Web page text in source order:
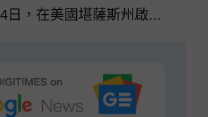
日，在美國堪薩斯州啟...